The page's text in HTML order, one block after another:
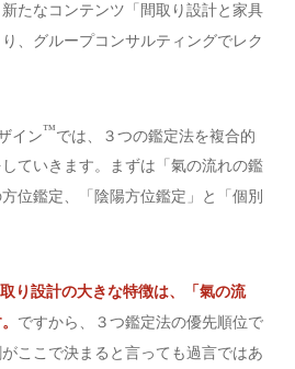
たなコンテンツ「間取り設計と家具
、グループコンサルティングでレク
イン™️では、３つの鑑定法を複合的
ていきます。まずは「氣の流れの鑑
位鑑定、「陰陽方位鑑定」と「個別
り設計の大きな特徴は、「氣の流
ですから、３つ鑑定法の優先順位で
ここで決まると言っても過言ではあ